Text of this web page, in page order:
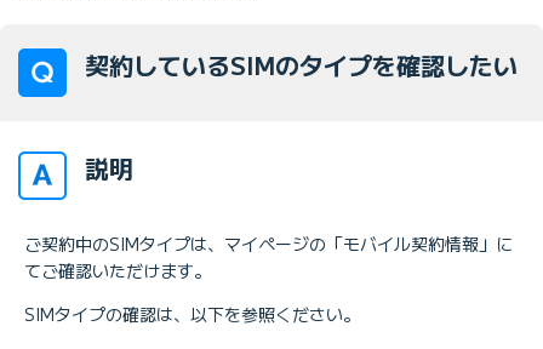
契約しているSIMのタイプを確認したい
説明
ご契約中のSIMタイプは、マイページの「モバイル契約情報」に
てご確認いただけます。
SIMタイプの確認は、以下を参照ください。